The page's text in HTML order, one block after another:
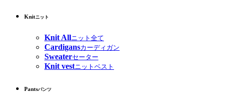
Knitニット
Knit Allニット全て
Cardigansカーディガン
Sweaterセーター
Knit vestニットベスト
Pantsパンツ